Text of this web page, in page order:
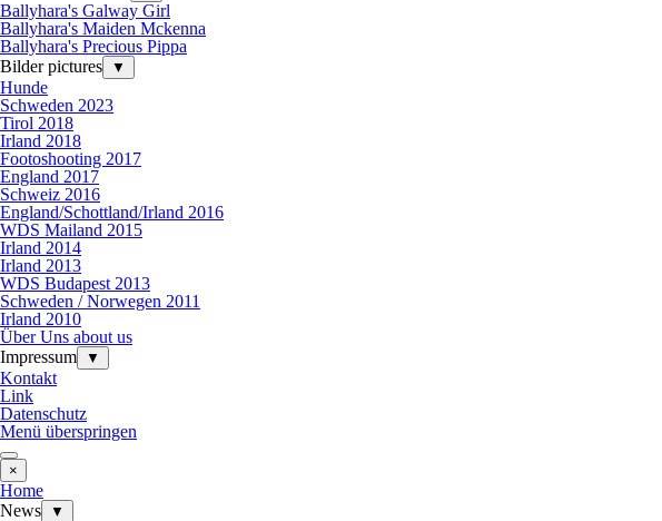
Ballyhara's Galway Girl
Ballyhara's Maiden Mckenna
Ballyhara's Precious Pippa
Bilder pictures
▼
Hunde
Schweden 2023
Tirol 2018
Irland 2018
Footoshooting 2017
England 2017
Schweiz 2016
England/Schottland/Irland 2016
WDS Mailand 2015
Irland 2014
Irland 2013
WDS Budapest 2013
Schweden / Norwegen 2011
Irland 2010
Über Uns about us
Impressum
▼
Kontakt
Link
Datenschutz
Menü überspringen
×
Home
News
▼